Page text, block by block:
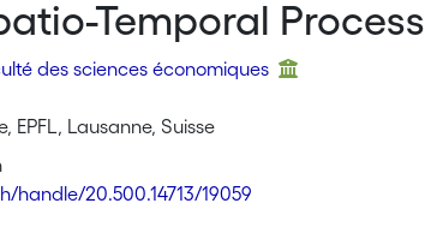
Temporal
des sciences économiques
EPFL, Lausanne, Suisse
handle/20.500.14713/19059